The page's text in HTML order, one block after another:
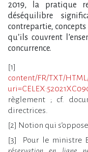
2019, la pratique
déséquilibre
contrepartie,
qu’ils couvrent
concurrence.
content/FR/TXT/
règlement ; cf.
directrices.
[2] Notion qui
[3] Pour le ministre